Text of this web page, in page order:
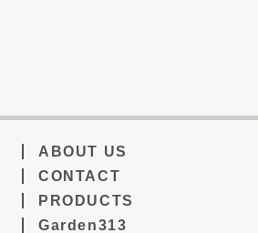
ABOUT US
CONTACT
PRODUCTS
Garden313